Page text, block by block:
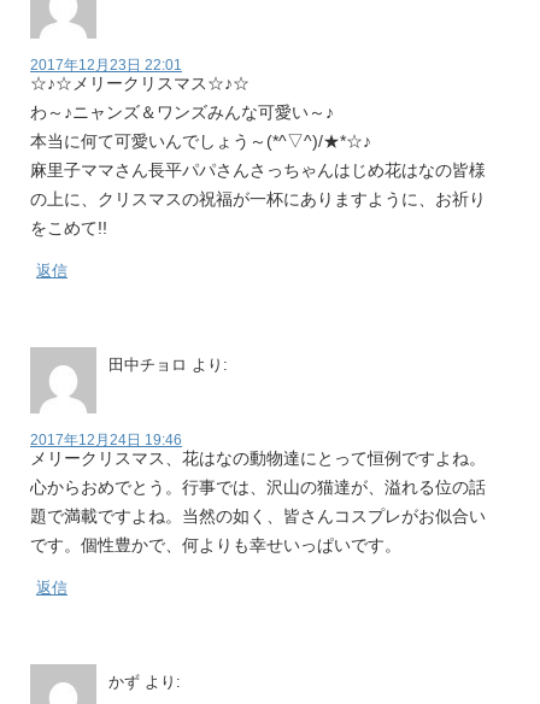
2017年12月23日 22:01
☆♪☆メリークリスマス☆♪☆
わ～♪ニャンズ＆ワンズみんな可愛い～♪
本当に何て可愛いんでしょう～(*^▽^)/★*☆♪
麻里子ママさん長平パパさんさっちゃんはじめ花はなの皆様
の上に、クリスマスの祝福が一杯にありますように、お祈り
をこめて!!
返信
田中チョロ より:
2017年12月24日 19:46
メリークリスマス、花はなの動物達にとって恒例ですよね。
心からおめでとう。行事では、沢山の猫達が、溢れる位の話
題で満載ですよね。当然の如く、皆さんコスプレがお似合い
です。個性豊かで、何よりも幸せいっぱいです。
返信
かず より: